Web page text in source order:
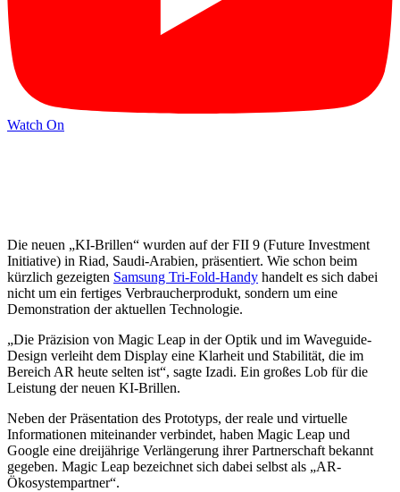
Watch On
Die neuen „KI-Brillen“ wurden auf der FII 9 (Future Investment
Initiative) in Riad, Saudi-Arabien, präsentiert. Wie schon beim
kürzlich gezeigten Samsung Tri-Fold-Handy handelt es sich dabei
nicht um ein fertiges Verbraucherprodukt, sondern um eine
Demonstration der aktuellen Technologie.
„Die Präzision von Magic Leap in der Optik und im Waveguide-
Design verleiht dem Display eine Klarheit und Stabilität, die im
Bereich AR heute selten ist“, sagte Izadi. Ein großes Lob für die
Leistung der neuen KI-Brillen.
Neben der Präsentation des Prototyps, der reale und virtuelle
Informationen miteinander verbindet, haben Magic Leap und
Google eine dreijährige Verlängerung ihrer Partnerschaft bekannt
gegeben. Magic Leap bezeichnet sich dabei selbst als „AR-
Ökosystempartner“.